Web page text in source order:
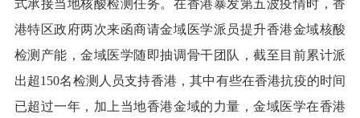
式承接当地核酸检测任务。在香港暴发第五波疫情时，香
港特区政府两次来函商请金域医学派员提升香港金域核酸
检测产能，金域医学随即抽调骨干团队，截至目前累计派
出超150名检测人员支持香港，其中有些在香港抗疫的时间
已超过一年，加上当地香港金域的力量，金域医学在香港